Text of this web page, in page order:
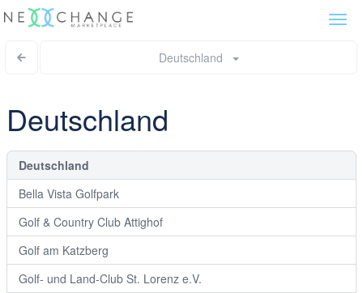
Deutschland
Deutschland
Deutschland
Bella Vista Golfpark
Golf & Country Club Attighof
Golf am Katzberg
Golf- und Land-Club St. Lorenz e.V.